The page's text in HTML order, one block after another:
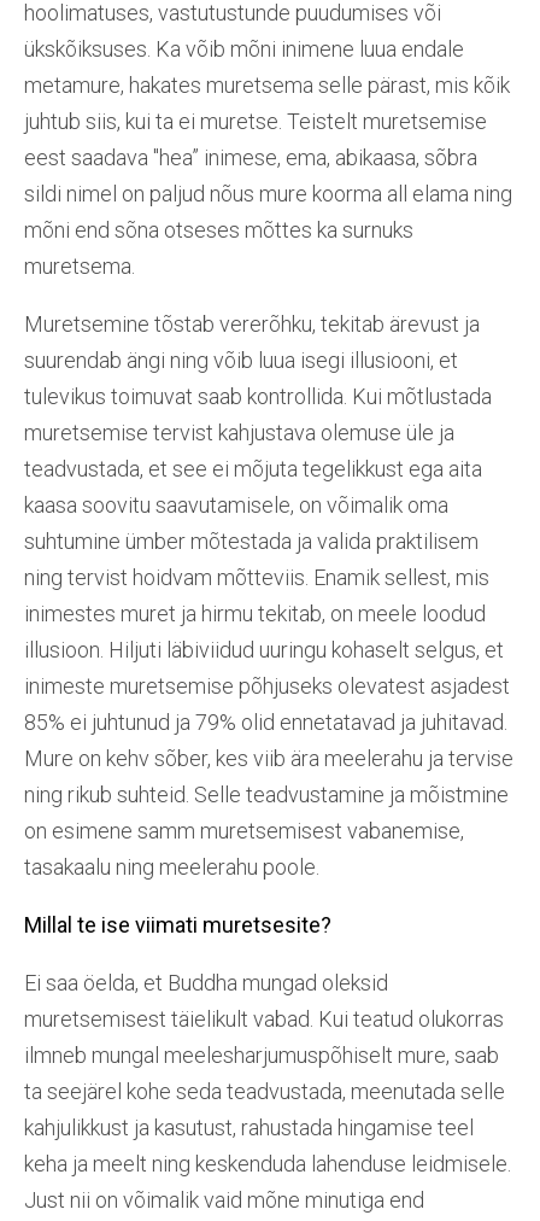
hoolimatuses, vastutustunde puudumises või
ükskõiksuses. Ka võib mõni inimene luua endale
metamure, hakates muretsema selle pärast, mis kõik
juhtub siis, kui ta ei muretse. Teistelt muretsemise
eest saadava "hea” inimese, ema, abikaasa, sõbra
sildi nimel on paljud nõus mure koorma all elama ning
mõni end sõna otseses mõttes ka surnuks
muretsema.
Muretsemine tõstab vererõhku, tekitab ärevust ja
suurendab ängi ning võib luua isegi illusiooni, et
tulevikus toimuvat saab kontrollida. Kui mõtlustada
muretsemise tervist kahjustava olemuse üle ja
teadvustada, et see ei mõjuta tegelikkust ega aita
kaasa soovitu saavutamisele, on võimalik oma
suhtumine ümber mõtestada ja valida praktilisem
ning tervist hoidvam mõtteviis. Enamik sellest, mis
inimestes muret ja hirmu tekitab, on meele loodud
illusioon. Hiljuti läbiviidud uuringu kohaselt selgus, et
inimeste muretsemise põhjuseks olevatest asjadest
85% ei juhtunud ja 79% olid ennetatavad ja juhitavad.
Mure on kehv sõber, kes viib ära meelerahu ja tervise
ning rikub suhteid. Selle teadvustamine ja mõistmine
on esimene samm muretsemisest vabanemise,
tasakaalu ning meelerahu poole.
Millal te ise viimati muretsesite?
Ei saa öelda, et Buddha mungad oleksid
muretsemisest täielikult vabad. Kui teatud olukorras
ilmneb mungal meelesharjumuspõhiselt mure, saab
ta seejärel kohe seda teadvustada, meenutada selle
kahjulikkust ja kasutust, rahustada hingamise teel
keha ja meelt ning keskenduda lahenduse leidmisele.
Just nii on võimalik vaid mõne minutiga end